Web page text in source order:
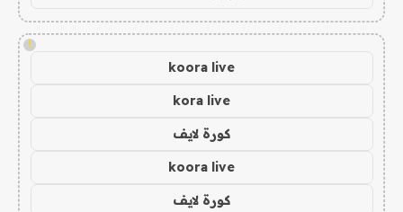
!
koora live
kora live
كورة لايف
koora live
كورة لايف